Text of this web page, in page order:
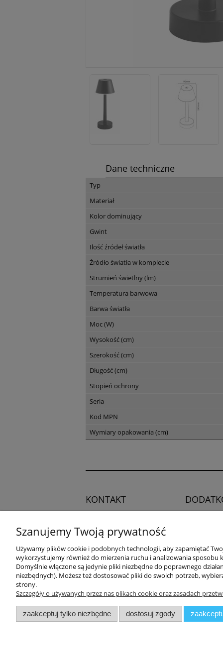
Dane techniczne
Typ
Materiał
Kolor dominujący
Gwint
Ilość źródeł światła
Źródło światła w komplecie
Strumień świetlny (lm)
Temperatura barwowa
Barwa światła
Moc (W)
Wysokość (cm)
Szerokość (cm)
Długość (cm)
Stopień ochrony
Seria
Kod MPN
Wymiary opakowania (cm)
KONTAKT
Zadzwoń!
+48 504 545
749
adres:
Koszalin
Szanujemy Twoją prywatność
Używamy plików cookie i podobnych technologii, aby zapamiętać
wykorzystujemy również do mierzenia ruchu i analizowania sposobu
Domyślnie włączone są jedynie pliki niezbędne do poprawnego
niezbędnych). Możesz też dostosować pliki do swoich potrzeb,
strony.
Szczegóły o używanych przez nas plikach cookie oraz zasadach
zaakceptuj tylko niezbędne dostosuj zgody